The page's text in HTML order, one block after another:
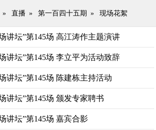
» 直播 » 第一百四十五期 » 现场花絮
讲坛”第145场 高江涛作主题演讲
讲坛”第145场 李立平为活动致辞
讲坛”第145场 陈建栋主持活动
讲坛”第145场 颁发专家聘书
讲坛”第145场 嘉宾合影